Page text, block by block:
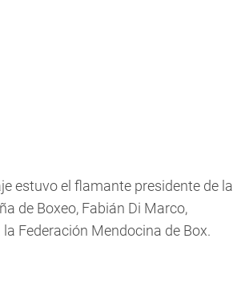
estuvo el flamante presidente de la
de Boxeo, Fabián Di Marco,
Federación Mendocina de Box.